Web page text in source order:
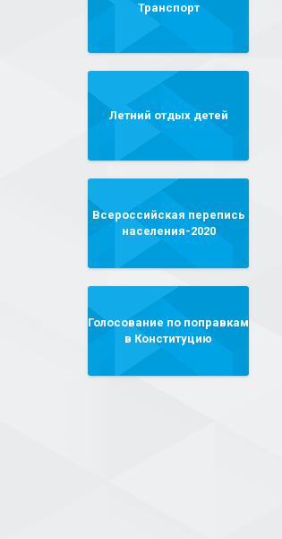
Транспорт
Летний отдых детей
Всероссийская перепись
населения-2020
Голосование по поправкам
в Конституцию